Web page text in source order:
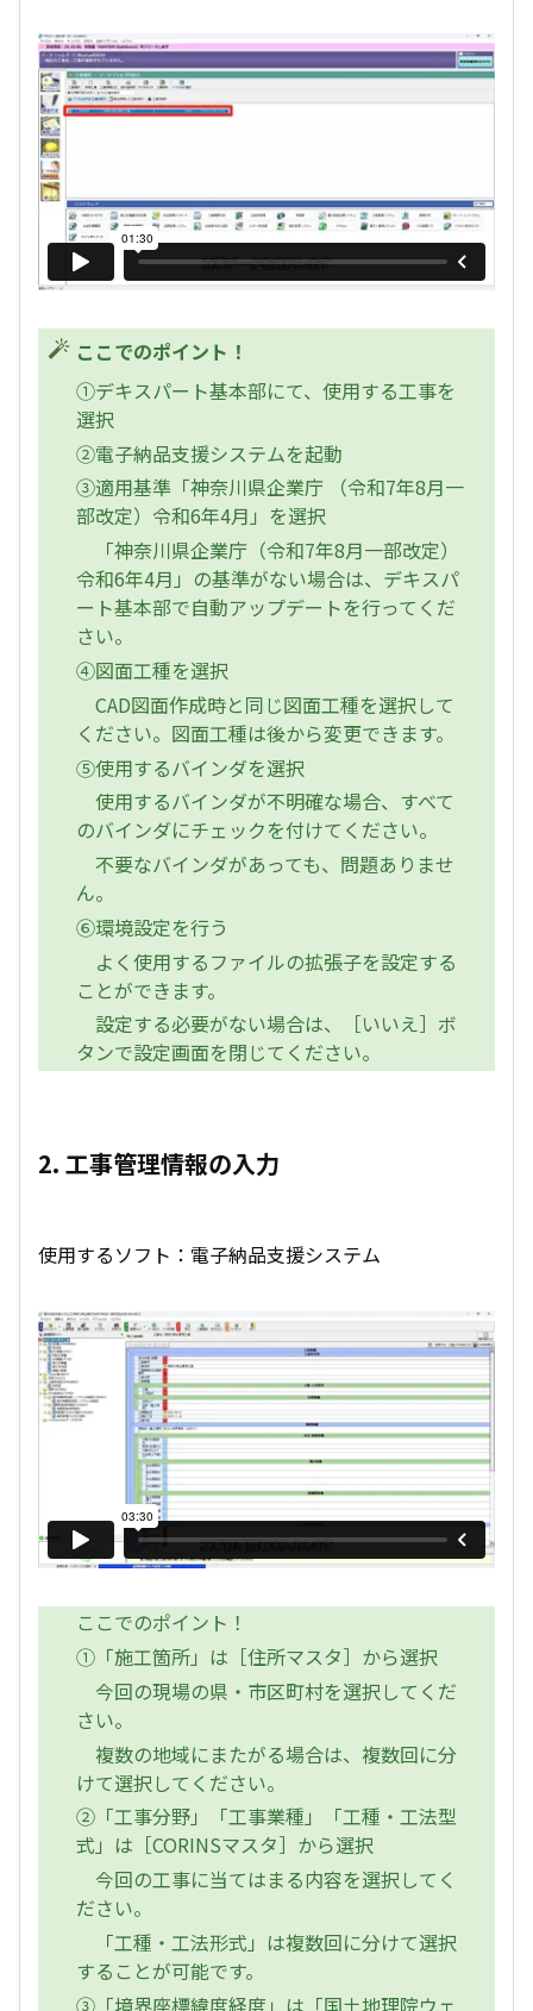
ここでのポイント！
①デキスパート基本部にて、使用する工事を
選択
②電子納品支援システムを起動
③適用基準「神奈川県企業庁 （令和7年8月一
部改定）令和6年4月」を選択
「神奈川県企業庁（令和7年8月一部改定）
令和6年4月」の基準がない場合は、デキスパ
ート基本部で自動アップデートを行ってくだ
さい。
④図面工種を選択
CAD図面作成時と同じ図面工種を選択して
ください。図面工種は後から変更できます。
⑤使用するバインダを選択
使用するバインダが不明確な場合、すべて
のバインダにチェックを付けてください。
不要なバインダがあっても、問題ありませ
ん。
⑥環境設定を行う
よく使用するファイルの拡張子を設定する
ことができます。
設定する必要がない場合は、［いいえ］ボ
タンで設定画面を閉じてください。
2. 工事管理情報の入力
使用するソフト：電子納品支援システム
ここでのポイント！
①「施工箇所」は［住所マスタ］から選択
今回の現場の県・市区町村を選択してくだ
さい。
複数の地域にまたがる場合は、複数回に分
けて選択してください。
②「工事分野」「工事業種」「工種・工法型
式」は［CORINSマスタ］から選択
今回の工事に当てはまる内容を選択してく
ださい。
「工種・工法形式」は複数回に分けて選択
することが可能です。
③「境界座標緯度経度」は「国土地理院ウェ